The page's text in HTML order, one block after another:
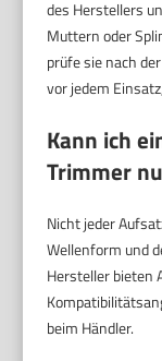
des Herstellers
Muttern oder
prüfe sie nach
vor jedem
Kann ich
Trimmer
Nicht jeder
Wellenform und
Hersteller bieten
beim Händler.